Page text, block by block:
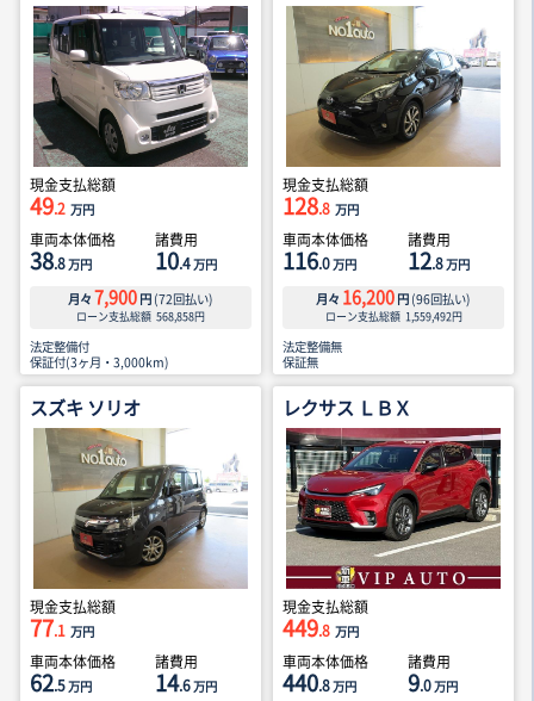
現金支払総額
49.2 万円
車両本体価格
38.8万円
諸費用
10.4万円
月々 7,900 円 (72回払い)
ローン支払総額 568,858円
法定整備付
保証付(3ヶ月・3,000km)
現金支払総額
128.8 万円
車両本体価格
116.0万円
諸費用
12.8万円
月々 16,200 円 (96回払い)
ローン支払総額 1,559,492円
法定整備無
保証無
スズキ ソリオ
現金支払総額
77.1 万円
車両本体価格
62.5万円
諸費用
14.6万円
レクサス ＬＢＸ
現金支払総額
449.8 万円
車両本体価格
440.8万円
諸費用
9.0万円